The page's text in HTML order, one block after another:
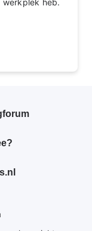
heb.